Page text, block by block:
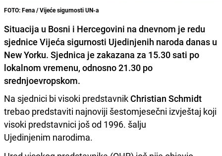
FOTO: Fena / Vijeće sigurnosti UN-a
Situacija u Bosni i Hercegovini na dnevnom je redu
sjednice Vijeća sigurnosti Ujedinjenih naroda danas u
New Yorku. Sjednica je zakazana za 15.30 sati po
lokalnom vremenu, odnosno 21.30 po
srednjoevropskom.
Na sjednici bi visoki predstavnikChristian Schmidt
trebao predstaviti najnoviji šestomjesečni izvještaj koji
visoki predstavnici još od 1996. šalju
Ujedinjenim narodima.